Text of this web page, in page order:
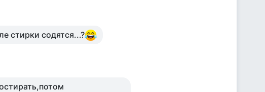
стирки содятся...?